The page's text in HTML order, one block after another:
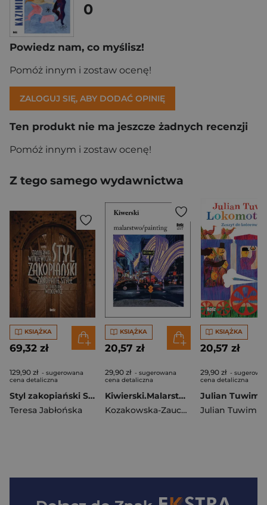
0
Powiedz nam, co myślisz!
Pomóż innym i zostaw ocenę!
ZALOGUJ SIĘ, ABY DODAĆ OPINIĘ
Ten produkt nie ma jeszcze żadnych recenzji
Pomóż innym i zostaw ocenę!
Z tego samego wydawnictwa
KSIĄŻKA
69,32 zł
129,90 zł - sugerowana
cena detaliczna
Styl zakopiański Stanisława Witkiewicza
Teresa Jabłońska
KSIĄŻKA
20,57 zł
29,90 zł - sugerowana
cena detaliczna
Kiwierski.Malarstwo
Kozakowska-Zaucha Urszula
KSIĄŻKA
20,57 zł
29,90 zł -
cena detaliczna
Julian Tuwim